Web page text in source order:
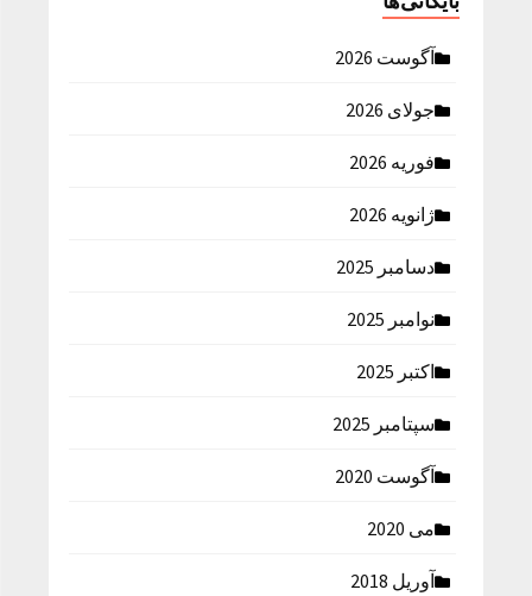
آگوست 2026
جولای 2026
فوریه 2026
ژانویه 2026
دسامبر 2025
نوامبر 2025
اکتبر 2025
سپتامبر 2025
آگوست 2020
می 2020
آوریل 2018